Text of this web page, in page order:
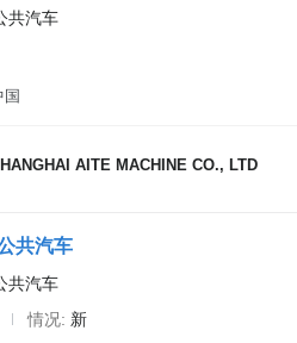
共汽车
国
AITE MACHINE CO., LTD
共汽车
共汽车
情况 新